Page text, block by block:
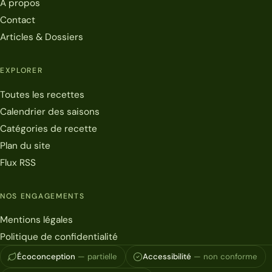
À propos
Contact
Articles & Dossiers
EXPLORER
Toutes les recettes
Calendrier des saisons
Catégories de recette
Plan du site
Flux RSS
NOS ENGAGEMENTS
Mentions légales
Politique de confidentialité
Écoconception — partielle Accessibilité — non conforme